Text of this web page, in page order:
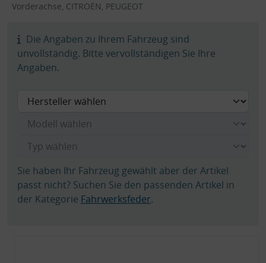
Vorderachse, CITROËN, PEUGEOT
Die Angaben zu Ihrem Fahrzeug sind
unvollständig. Bitte vervollständigen Sie Ihre
Angaben.
Sie haben Ihr Fahrzeug gewählt aber der Artikel
passt nicht? Suchen Sie den passenden Artikel in
der Kategorie Fahrwerksfeder.